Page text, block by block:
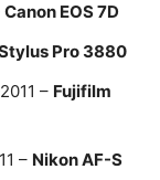
Canon EOS 7D
Pro 3880
– Fujifilm
– Nikon AF-S